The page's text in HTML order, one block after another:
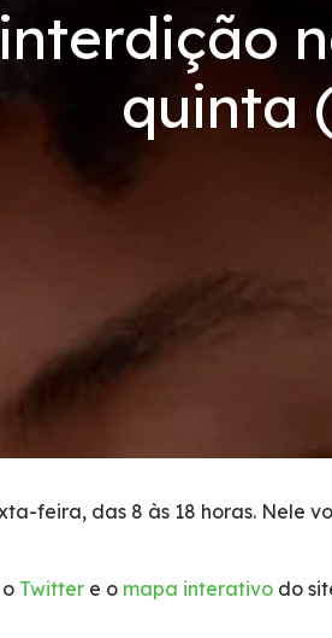
quinta
feira, das 8 às 18 horas. Nele
Twitter e o mapa interativo do